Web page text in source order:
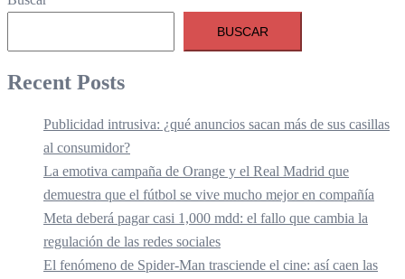
BUSCAR
Recent Posts
Publicidad intrusiva: ¿qué anuncios sacan más de sus casillas
al consumidor?
La emotiva campaña de Orange y el Real Madrid que
demuestra que el fútbol se vive mucho mejor en compañía
Meta deberá pagar casi 1,000 mdd: el fallo que cambia la
regulación de las redes sociales
El fenómeno de Spider-Man trasciende el cine: así caen las